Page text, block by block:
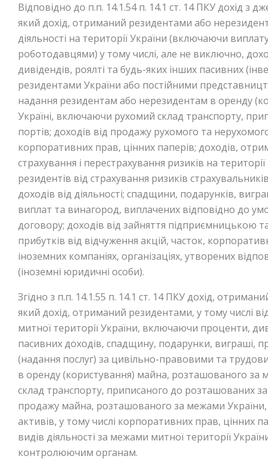
Відповідно до п.п. 14.1.54 п. 14.1 ст. 14 ПКУ дохід з
який дохід, отриманий резидентами або
діяльності на території України (включаючи
роботодавцями) у тому числі, але не виключно,
дивідендів, роялті та будь-яких інших пасивних
резидентами України або постійними
надання резидентам або нерезидентам в оренду
Україні, включаючи рухомий склад транспорту,
портів; доходів від продажу рухомого та
корпоративних прав, цінних паперів; доходів,
страхування і перестрахування ризиків на
резидентів від страхування ризиків
доходів від діяльності; спадщини, подарунків,
виплат та винагород, виплачених відповідно до
договору; доходів від зайняття підприємницькою
прибутків від відчуження акцій, часток,
іноземних компаніях, організаціях, утворених
(іноземні юридичні особи).
Згідно з п.п. 14.1.55 п. 14.1 ст. 14 ПКУ дохід,
який дохід, отриманий резидентами, у тому числі
митної території України, включаючи проценти,
пасивних доходів, спадщину, подарунки, виграші,
(надання послуг) за цивільно-правовими та
в оренду (користування) майна, розташованого
склад транспорту, приписаного до розташованих
продажу майна, розташованого за межами України,
активів, у тому числі корпоративних прав, цінних
видів діяльності за межами митної території
контролюючим органам.